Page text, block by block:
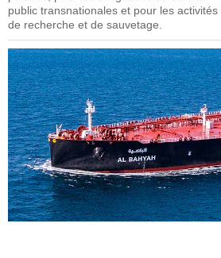
public transnationales et pour les activités
de recherche et de sauvetage.